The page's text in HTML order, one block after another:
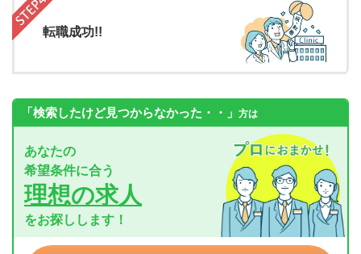
転職成功!!
「検索したけど見つからなかった・・」 方は
あなたの
希望条件に合う
理想の求人
をお探しします！